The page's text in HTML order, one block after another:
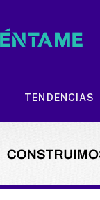
TENDENCIAS